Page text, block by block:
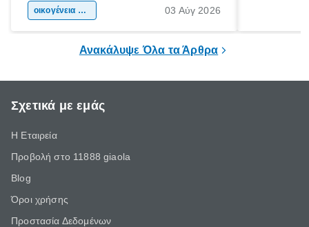
χώρας. Είτε πρόκειται για λίγες μέρες
οικογένεια & παιδί 03 Αύγ 2026
Ανακάλυψε Όλα τα Άρθρα
Σχετικά με εμάς
Η Εταιρεία
Προβολή στο 11888 giaola
Blog
Όροι χρήσης
Προστασία Δεδομένων